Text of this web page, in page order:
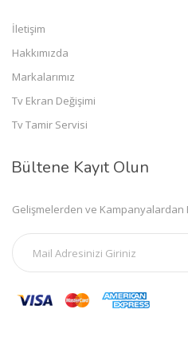
İletişim
Hakkımızda
Markalarımız
Tv Ekran Değişimi
Tv Tamir Servisi
Bültene Kayıt Olun
Gelişmelerden ve Kampanyalardan